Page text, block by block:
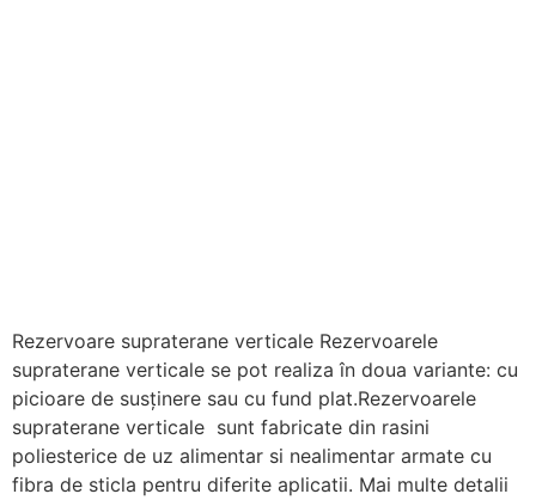
Rezervoare supraterane verticale Rezervoarele
supraterane verticale se pot realiza în doua variante: cu
picioare de susținere sau cu fund plat.Rezervoarele
supraterane verticale sunt fabricate din rasini
poliesterice de uz alimentar si nealimentar armate cu
fibra de sticla pentru diferite aplicatii. Mai multe detalii